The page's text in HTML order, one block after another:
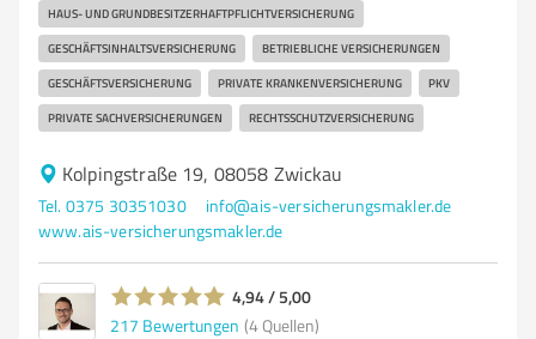
HAUS- UND GRUNDBESITZERHAFTPFLICHTVERSICHERUNG
GESCHÄFTSINHALTSVERSICHERUNG BETRIEBLICHE VERSICHERUNGEN
GESCHÄFTSVERSICHERUNG PRIVATE KRANKENVERSICHERUNG PKV
PRIVATE SACHVERSICHERUNGEN RECHTSSCHUTZVERSICHERUNG
Kolpingstraße 19, 08058 Zwickau
Tel. 0375 30351030
info@ais-versicherungsmakler.de
www.ais-versicherungsmakler.de
4,94 / 5,00
217 Bewertungen (4 Quellen)